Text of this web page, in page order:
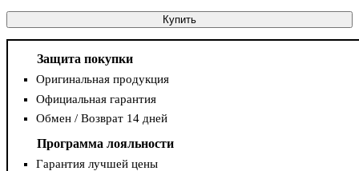
Купить
Защита покупки
Оригинальная продукция
Официальная гарантия
Обмен / Возврат 14 дней
Программа лояльности
Гарантия лучшей цены